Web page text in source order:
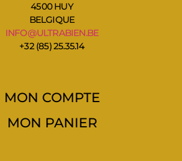
4500 HUY
BELGIQUE
INFO@ULTRABIEN.BE
+32 (85) 25.35.14
MON COMPTE
MON PANIER